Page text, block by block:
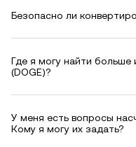
Безопасно ли
Где я могу найти
(DOGE)?
У меня есть вопросы
Кому я могу их задать?